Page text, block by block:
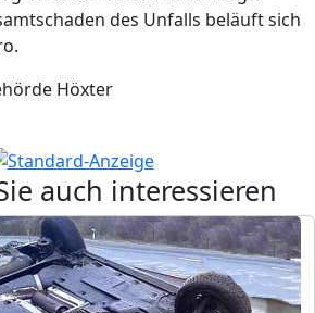
des Unfalls beläuft sich
Höxter
auch interessieren